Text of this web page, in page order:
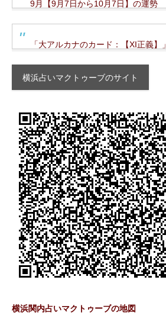
9月【9月7日から10月7日】の運勢
「大アルカナのカード：【XI正義】」
横浜占いマクトゥーブのサイト
横浜関内占いマクトゥーブの地図